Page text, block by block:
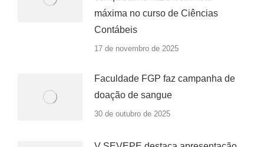
máxima no curso de Ciências
Contábeis
17 de novembro de 2025
Faculdade FGP faz campanha de
doação de sangue
30 de outubro de 2025